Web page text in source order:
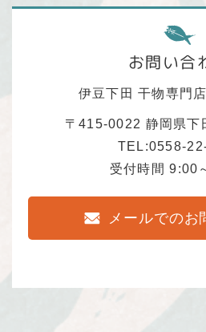
お問い合
伊豆下田 干物専門店
〒415-0022 静岡県下
TEL:0558-
受付時間 9:00
メールでのお